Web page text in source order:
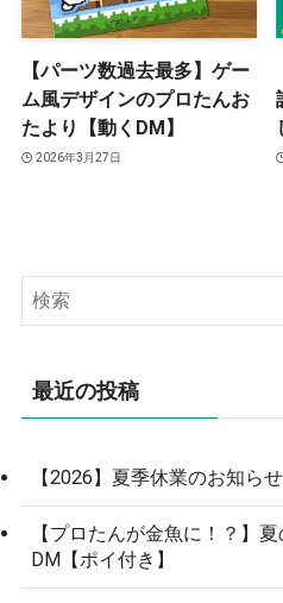
【パーツ数過去最多】ゲー
ム風デザインのプロたんお
たより【動くDM】
2026年3月27日
最近の投稿
【2026】夏季休業のお知らせ
【プロたんが金魚に！？】
DM【ポイ付き】